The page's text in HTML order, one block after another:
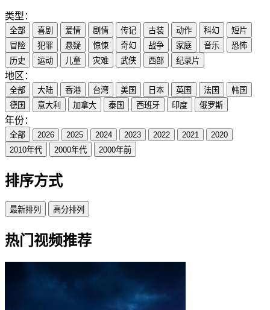
类型：
全部 喜剧 爱情 剧情 传记 古装 动作 科幻
短片
冒险
犯罪 悬疑 惊悚 奇幻 战争 家庭 音乐
恐怖
历史
运动 儿童 灾难 武侠 西部 纪录片
地区：
全部 大陆 香港 台湾 美国 日本 英国 法国
韩国
德国
意大利 加拿大 泰国 西班牙 印度 俄罗斯
年份：
全部 2026 2025 2024 2023 2022 2021
2020
2010年代
2000年代 2000年前
排序方式
最新排列 高分排列
热门视频推荐